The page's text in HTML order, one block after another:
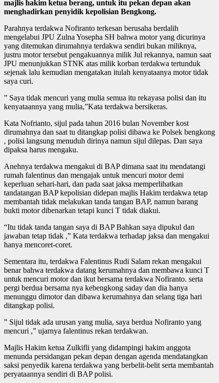
majlis hakim ketua berang, untuk itu pekan depan akan
menghadirkan penyidik kepolisian Bengkong.
Parahnya terdakwa Nofiranto terkesan berusaha berdalih
mengelabui JPU Zulna Yosepha SH bahwa motor yang dicurinya
yang ditemukan dirumahnya terdakwa sendiri bukan miliknya,
justru motor tersebut pengakuannya milik Jul rekannya, namun saat
JPU menunjukkan STNK atas milik korban terdakwa tertunduk
sejenak lalu kemudian mengatakan itulah kenyataanya motor tidak
saya curi.
” Saya tidak mencuri yang mulia semua itu rekayasa polisi dan itu
kenyataannya yang mulia,”Kata terdakwa bersikeras.
Kata Nofrianto, sijul pada tahun 2016 bulan November kost
dirumahnya dan saat tu ditangkap polisi dibawa ke Polsek bengkong
, polisi langsung menuduh dirinya namun sijul dilepas. Dan saya
dipaksa harus mengaku.
Anehnya terdakwa mengakui di BAP dimana saat itu mendatangi
rumah falentinus dan mengajak untuk mencuri motor demi
keperluan sehari-hari, dan pada saat jaksa memperlihatkan
tandatangan BAP kepolisian didepan majlis Hakim terdakwa tetap
membantah tidak melakukan tanda tangan BAP, namun barang
bukti motor dibenarkan tetapi kunci T tidak diakui.
“Itu tidak tanda tangan saya di BAP Bahkan saya dipukul dan
jawaban tetap tidak ,” Kata terdakwa terhadap jaksa dan mengakui
hanya mencoret-coret.
Sementara itu, terdakwa Falentinus Rudi Salam rekan mengakui
benar bahwa terdakwa datang kerumahnya dan membawa kunci T
untuk mencuri motor dan ikut bersama terdakwa Nofiranto. serta
pergi berdua bersama nya kebengkong saday dan dia hanya
menunggu dimotor dan dibawa kerumahnya dan selang tiga hari
ditangkap polisi.
” Sijul tidak ada urusan yang mulia, saya berdua Nofiranto yang
mencuri ,” ujarnya falentinus rekan terdakwan.
Majlis Hakim ketua Zulkifli yang didampingi hakim anggota
menunda persidangan pekan depan dengan agenda mendatangkan
saksi penyedik karena terdakwa yang berbelit-belit serta membantah
peryataannya sendiri di BAP polisi.